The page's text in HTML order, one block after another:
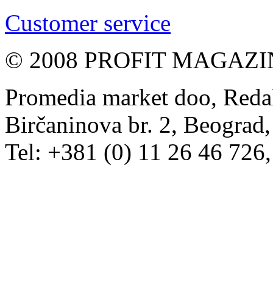
Customer service
© 2008 PROFIT
Promedia market doo,
Birčaninova br. 2,
Tel: +381 (0) 11 26 46